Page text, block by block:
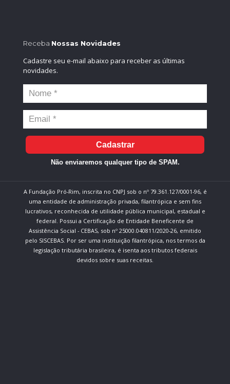
Receba Nossas Novidades
Cadastre seu e-mail abaixo para receber as últimas
novidades.
Cadastrar
Não enviaremos qualquer tipo de SPAM.
A Fundação Pró-Rim, inscrita no CNPJ sob o nº 79.361.127/0001-96, é
uma entidade de administração privada, filantrópica e sem fins
lucrativos, reconhecida de utilidade pública municipal, estadual e
federal. Possui a Certificação de Entidade Beneficente de
Assistência Social - CEBAS, sob nº 25000.040811/2020-26, emitido
pelo SISCEBAS. Por ser uma instituição filantrópica, nos termos da
legislação tributária brasileira, é isenta aos tributos federais
devidos sobre suas receitas.